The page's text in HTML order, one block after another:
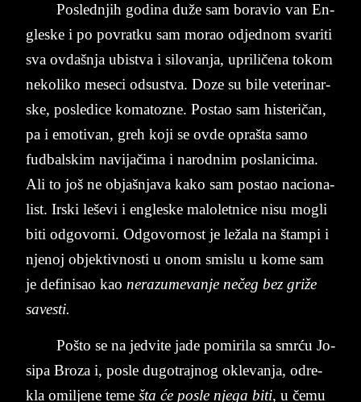
Po­sled­njih go­di­na duže sam bo­ra­vio van En­
gle­ske i po po­vrat­ku sam mo­rao od­jednom sva­ri­ti
sva ov­da­šnja ubi­stva i si­lo­van­ja, upri­ličena to­kom
ne­ko­li­ko me­se­ci od­su­stva. Doze su bile ve­ter­inar­
ske, po­sle­di­ce ko­ma­to­zne. Po­stao sam hi­ste­ričan,
pa i emo­ti­van, greh koji se ovde opra­šta samo
fud­bal­skim na­vi­jačima i na­rod­nim po­sla­ni­ci­ma.
Ali to još ne objašnja­va kako sam po­stao na­ci­o­na­
list. Ir­ski le­še­vi i en­gle­ske ma­lo­let­ni­ce nisu mo­gli
biti od­go­vo­rni. Od­go­vo­rnost je ležala na štam­pi i
nje­noj objek­tiv­no­sti u onom smi­slu u kome sam
je de­fi­ni­sao kao ne­ra­zu­me­van­je nečeg bez griže
sa­ve­sti.
Pošto se na je­dvi­te jade po­mi­ri­la sa smrću Jo­
si­pa Bro­za i, po­sle du­go­traj­nog okle­van­ja, od­re­
kla omil­je­ne teme šta će po­sle nje­ga biti, u čemu